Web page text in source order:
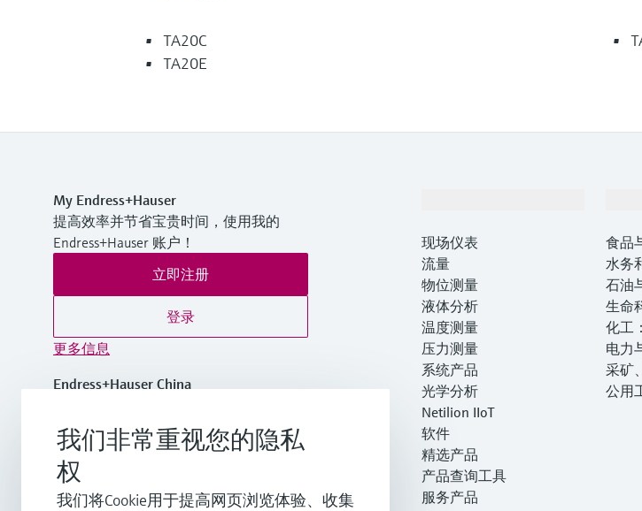
TA20C
TA20E
My Endress+Hauser
提高效率并节省宝贵时间，使用我的
Endress+Hauser 账户！
立即注册
登录
更多信息
Endress+Hauser China
+86-21-2403 9600
info.cn@endress.com
现场仪表
流量
物位测量
液体分析
温度测量
压力测量
系统产品
光学分析
Netilion IIoT
软件
精选产品
产品查询工具
服务产品
食品
水务
—— 提
石油
转型
生命
卓越
化工
持续
电力
采矿
打造
公用
我们非常重视您的隐私
权
我们将Cookie用于提高网页浏览体验、收集